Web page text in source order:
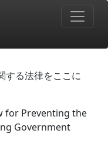
する法律をここに
for Preventing the
Government